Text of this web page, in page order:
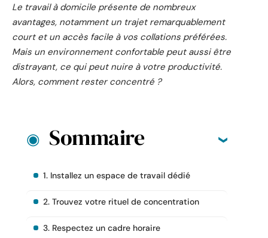
Le travail à domicile présente de nombreux
avantages, notamment un trajet remarquablement
court et un accès facile à vos collations préférées.
Mais un environnement confortable peut aussi être
distrayant, ce qui peut nuire à votre productivité.
Alors, comment rester concentré ?
Sommaire
1. Installez un espace de travail dédié
2. Trouvez votre rituel de concentration
3. Respectez un cadre horaire